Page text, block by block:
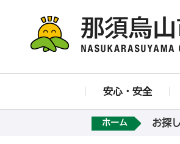
安心・安全
ホーム お探